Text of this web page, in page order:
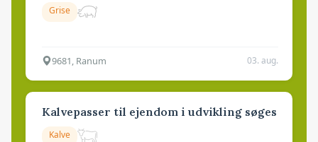
Grise
9681, Ranum 03. aug.
Kalvepasser til ejendom i udvikling søges
Kalve